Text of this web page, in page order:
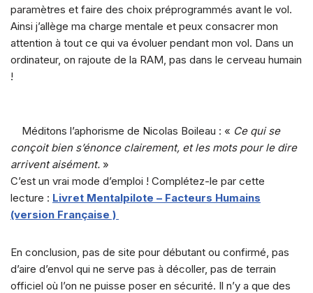
paramètres et faire des choix préprogrammés avant le vol.
Ainsi j’allège ma charge mentale et peux consacrer mon
attention à tout ce qui va évoluer pendant mon vol. Dans un
ordinateur, on rajoute de la RAM, pas dans le cerveau humain
!
Méditons l’aphorisme de Nicolas Boileau : « Ce qui se
conçoit bien s’énonce clairement, et les mots pour le dire
arrivent aisément. »
C’est un vrai mode d’emploi ! Complétez-le par cette
lecture : Livret Mentalpilote – Facteurs Humains
(version Française )
En conclusion, pas de site pour débutant ou confirmé, pas
d’aire d’envol qui ne serve pas à décoller, pas de terrain
officiel où l’on ne puisse poser en sécurité. Il n’y a que des